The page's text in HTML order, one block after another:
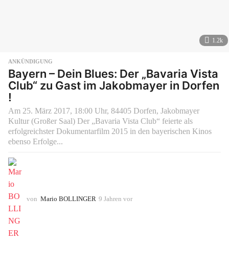
1.2k
ANKÜNDIGUNG
Bayern – Dein Blues: Der „Bavaria Vista
Club“ zu Gast im Jakobmayer in Dorfen
!
Am 25. März 2017, 18:00 Uhr, 84405 Dorfen, Jakobmayer
Kultur (Großer Saal) Der „Bavaria Vista Club“ feierte als
erfolgreichster Dokumentarfilm 2015 in den bayerischen Kinos
ebenso Erfolge...
von Mario BOLLINGER 9 Jahren vor